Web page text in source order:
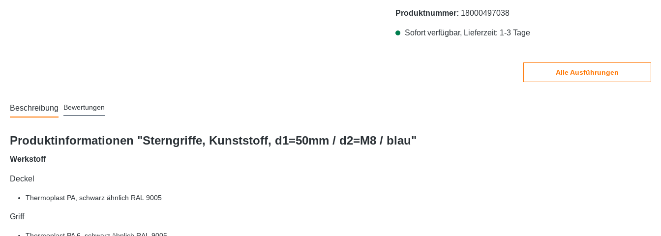
Produktnummer: 18000497038
Sofort verfügbar, Lieferzeit: 1-3 Tage
Alle Ausführungen
Beschreibung Bewertungen
Produktinformationen "Sterngriffe, Kunststoff, d1=50mm / d2=M8 / blau"
Werkstoff
Deckel
Thermoplast PA, schwarz ähnlich RAL 9005
Griff